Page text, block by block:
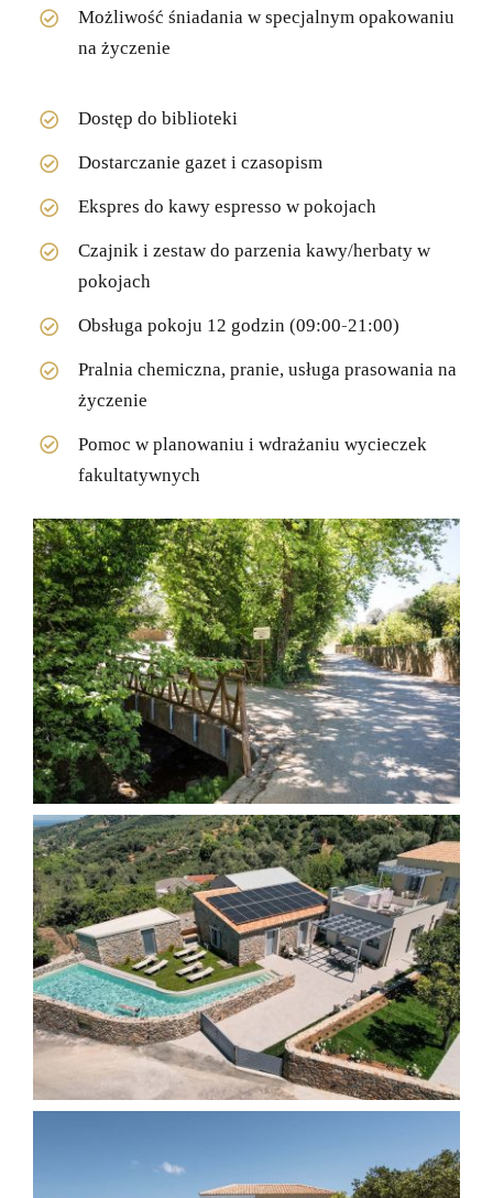
Możliwość śniadania w specjalnym opakowaniu
na życzenie
Dostęp do biblioteki
Dostarczanie gazet i czasopism
Ekspres do kawy espresso w pokojach
Czajnik i zestaw do parzenia kawy/herbaty w
pokojach
Obsługa pokoju 12 godzin (09:00-21:00)
Pralnia chemiczna, pranie, usługa prasowania na
życzenie
Pomoc w planowaniu i wdrażaniu wycieczek
fakultatywnych